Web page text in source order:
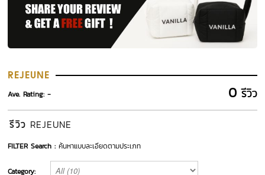
REJEUNE
0รีวิว
Ave. Rating: -
รีวิว REJEUNE
FILTER Search : ค้นหาแบบละเอียดตามประเภท
Category: